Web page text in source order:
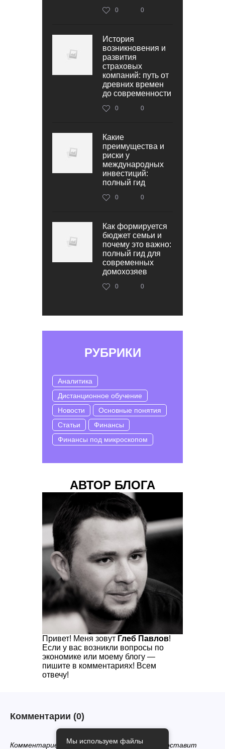
0 0
История
возникновения и
развития
страховых
компаний: путь от
древних времен
до современности
0 0
Какие
преимущества и
риски у
международных
инвестиций:
полный гид
0 0
Как формируется
бюджет семьи и
почему это важно:
полный гид для
современных
домохозяев
0 0
РУБРИКИ
Аналитика
Дистанционное обучение
Новости
Основные понятия
Статьи
Финансы
Финансы под микроскопом
АВТОР БЛОГА
Привет! Меня зовут Глеб Павлов!
Если у вас возникли вопросы по
экономике или моему блогу —
пишите в комментариях! Всем
отвечу!
Комментарии (0)
Комментариев нет, будьте первым кто его оставит
Мы используем файлы